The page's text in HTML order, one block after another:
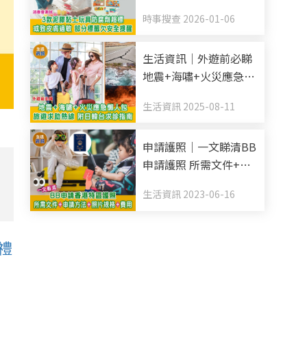
安全提醒
時事搜查 2026-01-06
生活資訊｜外遊前必睇
地震+海嘯+火災應急懶
日韓台求診指南
生活資訊 2025-08-11
申請護照｜一文睇清BB
申請護照 所需文件+申
生活資訊 2023-06-16